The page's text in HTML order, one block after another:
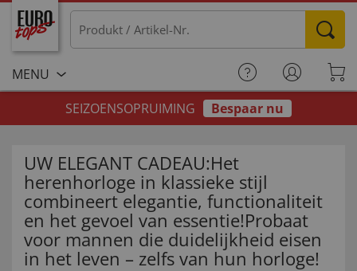
MENU
SEIZOENSOPRUIMING
Bespaar nu
UW ELEGANT CADEAU:Het
herenhorloge in klassieke stijl
combineert elegantie, functionaliteit
en het gevoel van essentie!Probaat
voor mannen die duidelijkheid eisen
in het leven – zelfs van hun horloge!